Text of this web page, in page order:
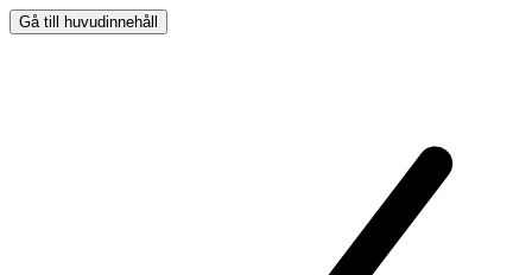
Gå till huvudinnehåll